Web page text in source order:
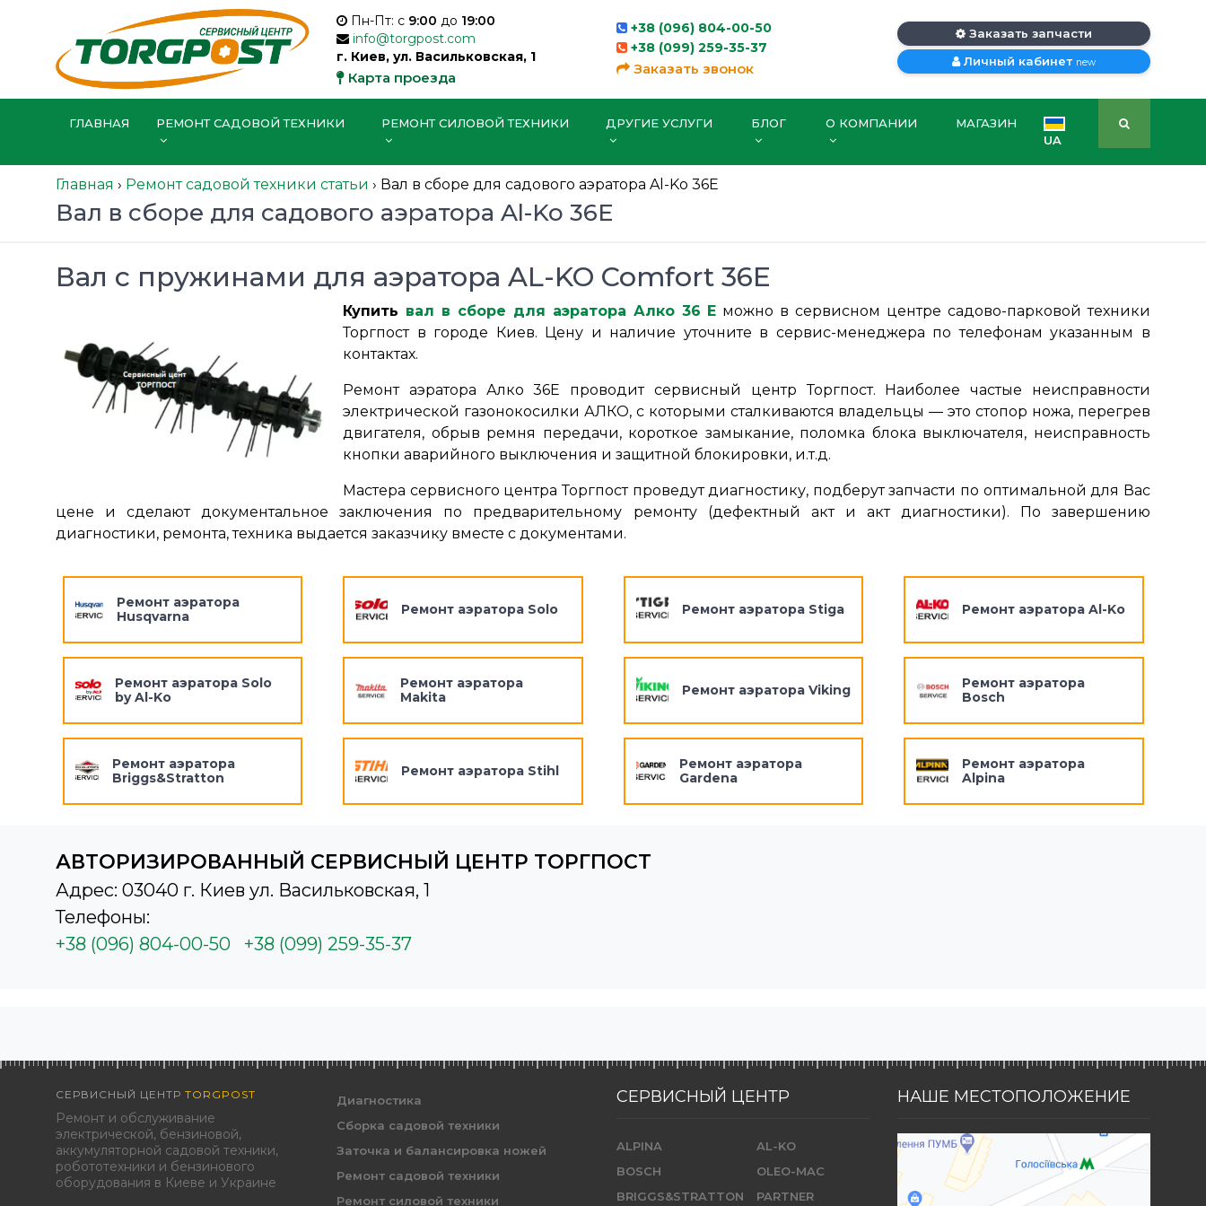
Пн-Пт: с 9:00 до 19:00
info@torgpost.com
г. Киев, ул. Васильковская, 1
Карта проезда
+38 (096) 804-00-50
+38 (099) 259-35-37
Заказать звонок
Заказать запчасти
Личный кабинет new
ГЛАВНАЯ РЕМОНТ САДОВОЙ ТЕХНИКИ РЕМОНТ СИЛОВОЙ ТЕХНИКИ ДРУГИЕ УСЛУГИ БЛОГ О КОМПАНИИ
МАГАЗИН
UA
Главная › Ремонт садовой техники статьи › Вал в сборе для садового аэратора Al-Ko 36Е
Вал в сборе для садового аэратора Al-Ko 36Е
Вал с пружинами для аэратора AL-KO Comfort 36E
Купить вал в сборе для аэратора Алко 36 Е можно в сервисном центре садово-парковой техники
Торгпост в городе Киев. Цену и наличие уточните в сервис-менеджера по телефонам указанным в
контактах.
Ремонт аэратора Алко 36Е проводит сервисный центр Торгпост. Наиболее частые неисправности
электрической газонокосилки АЛКО, с которыми сталкиваются владельцы ― это стопор ножа, перегрев
двигателя, обрыв ремня передачи, короткое замыкание, поломка блока выключателя, неисправность
кнопки аварийного выключения и защитной блокировки, и.т.д.
Мастера сервисного центра Торгпост проведут диагностику, подберут запчасти по оптимальной для Вас
цене и сделают документальное заключения по предварительному ремонту (дефектный акт и акт диагностики). По завершению
диагностики, ремонта, техника выдается заказчику вместе с документами.
Ремонт аэратора
Husqvarna
Ремонт аэратора Solo
by Al-Ko
Ремонт аэратора
Briggs&Stratton
Ремонт аэратора Solo
Ремонт аэратора
Makita
Ремонт аэратора Stihl
Ремонт аэратора Stiga
Ремонт аэратора Viking
Ремонт аэратора
Gardena
Ремонт аэратора Al-Ko
Ремонт аэратора
Bosch
Ремонт аэратора
Alpina
АВТОРИЗИРОВАННЫЙ СЕРВИСНЫЙ ЦЕНТР ТОРГПОСТ
Адрес: 03040 г. Киев ул. Васильковская, 1
Телефоны:
+38 (096) 804-00-50
+38 (099) 259-35-37
СЕРВИСНЫЙ ЦЕНТР TORGPOST
Ремонт и обслуживание
электрической, бензиновой,
аккумуляторной садовой техники,
робототехники и бензинового
оборудования в Киеве и Украине
Диагностика
Сборка садовой техники
Заточка и балансировка ножей
Ремонт садовой техники
Ремонт силовой техники
СЕРВИСНЫЙ ЦЕНТР
ALPINA
BOSCH
BRIGGS&STRATTON
AL-KO
OLEO-MAC
PARTNER
НАШЕ МЕСТОПОЛОЖЕНИЕ